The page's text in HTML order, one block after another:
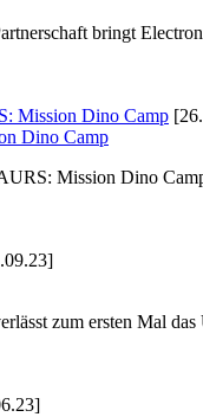
bringt
Mission Dino Camp
Mission Dino
zum ersten Mal das